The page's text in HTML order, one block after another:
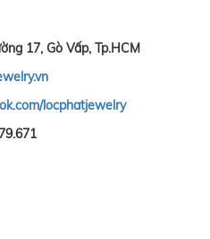
17, Gò Vấp, Tp.HCM
locphatjewelry